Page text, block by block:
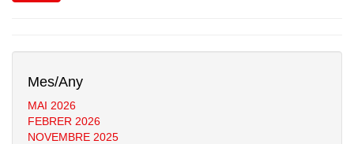
Mes/Any
MAI 2026
FEBRER 2026
NOVEMBRE 2025